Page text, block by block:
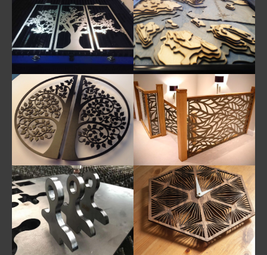
Я согласен на обработку персональных данных
Отправить